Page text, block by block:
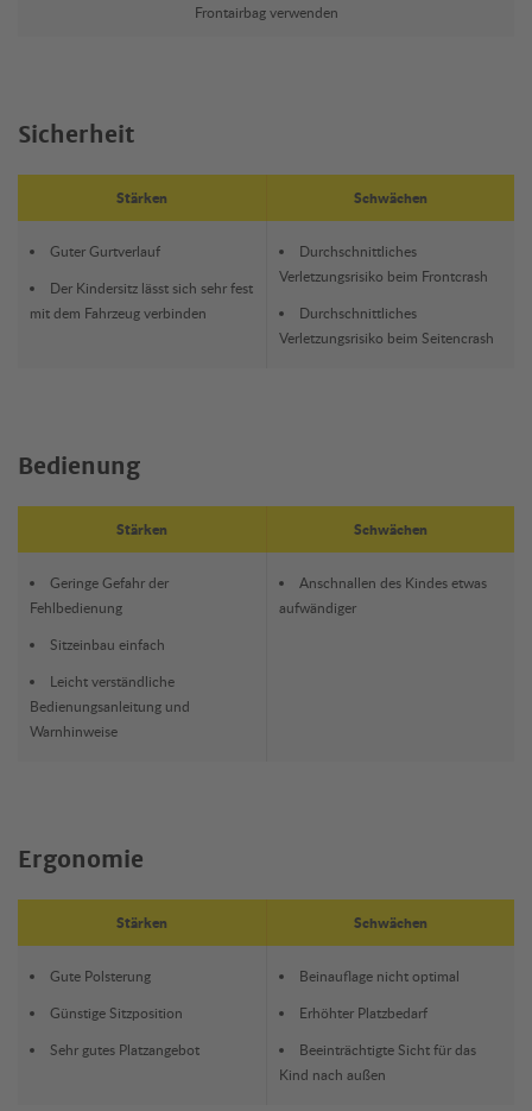
Frontairbag verwenden
Sicherheit
Stärken Schwächen
Guter Gurtverlauf
Der Kindersitz lässt sich sehr fest
mit dem Fahrzeug verbinden
Durchschnittliches
Verletzungsrisiko beim Frontcrash
Durchschnittliches
Verletzungsrisiko beim Seitencrash
Bedienung
Stärken Schwächen
Geringe Gefahr der
Fehlbedienung
Sitzeinbau einfach
Leicht verständliche
Bedienungsanleitung und
Warnhinweise
Anschnallen des Kindes etwas
aufwändiger
Ergonomie
Stärken Schwächen
Gute Polsterung
Günstige Sitzposition
Sehr gutes Platzangebot
Beinauflage nicht optimal
Erhöhter Platzbedarf
Beeinträchtigte Sicht für das
Kind nach außen